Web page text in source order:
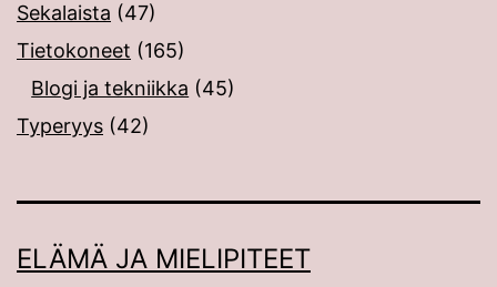
Sekalaista (47)
Tietokoneet (165)
Blogi ja tekniikka (45)
Typeryys (42)
ELÄMÄ JA MIELIPITEET